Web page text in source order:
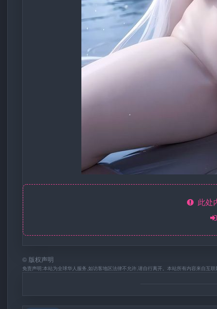
此处
© 版权声明
免责声明:本站为全球华人服务,如访客地区法律不允许,请自行离开。本站所有内容来自互